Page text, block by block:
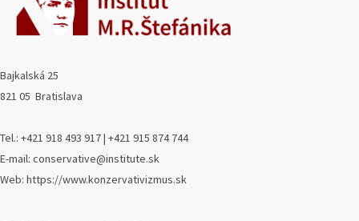
Bajkalská 25
821 05 Bratislava
Tel.: +421 918 493 917 | +421 915 874 744
E-mail: conservative@institute.sk
Web: https://www.konzervativizmus.sk